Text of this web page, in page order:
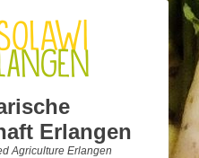
Erlangen
Agriculture Erlangen